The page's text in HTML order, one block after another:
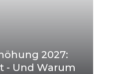
2027:
- Und Warum